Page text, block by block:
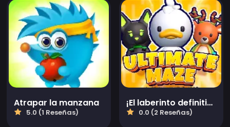
Atrapar la manzana
5.0 (1 Reseñas)
¡El laberinto definitivo! ¡Coléctalos a todos!
0.0 (2 Reseñas)